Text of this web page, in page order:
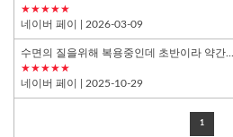
★★★★★
네이버 페이 | 2026-03-09
수면의 질을위해 복용중인데 초반이라 약간...
★★★★★
네이버 페이 | 2025-10-29
1